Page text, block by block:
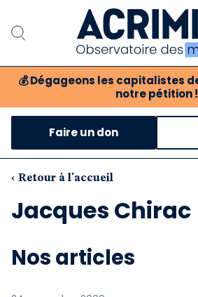
💰 Dégageons les capitalistes
notre pétition !
Notre
Notre critique des
Nos
Notre revue
Boutique
Faire un don
‹ Retour à l'accueil
Jacques Chirac
Nos articles